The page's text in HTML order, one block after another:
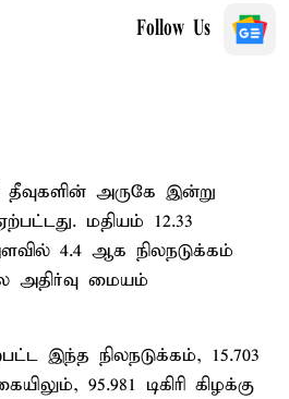
Follow Us
அருகே இன்று
மதியம் 12.33
4.4 ஆக நிலநடுக்கம்
அதிர்வு மையம்
இந்த நிலநடுக்கம், 15.703
95.981 டிகிரி கிழக்கு